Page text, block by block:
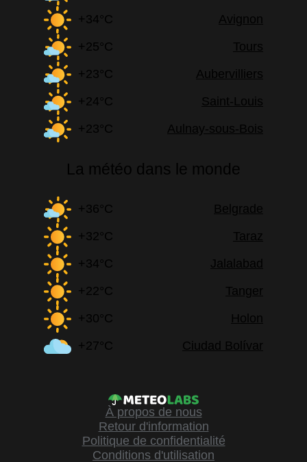
+34°C
Avignon
+25°C
Tours
+23°C
Aubervilliers
+24°C
Saint-Louis
+23°C
Aulnay-sous-Bois
La météo dans le monde
+36°C
Belgrade
+32°C
Taraz
+34°C
Jalalabad
+22°C
Tanger
+30°C
Holon
+27°C
Ciudad Bolívar
À propos de nous
Retour d'information
Politique de confidentialité
Conditions d'utilisation